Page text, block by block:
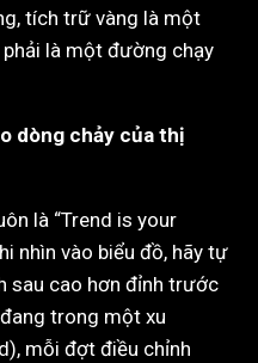
tích trữ vàng là một
là một đường chạy
dòng chảy của thị
là “Trend is your
nhìn vào biểu đồ, hãy tự
sau cao hơn đỉnh trước
trong một xu
mỗi đợt điều chỉnh